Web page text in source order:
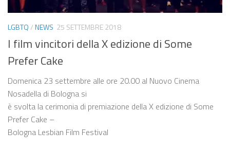
LGBTQ/NEWS 25 SETTEMBRE 2018
I film vincitori della X edizione di Some
Prefer Cake
Domenica 23 settembre alle ore 20.00 al Nuovo Cinema
Nosadella di Bologna si
è svolta la cerimonia di premiazione della X edizione di Some
Prefer Cake –
Bologna Lesbian Film Festival